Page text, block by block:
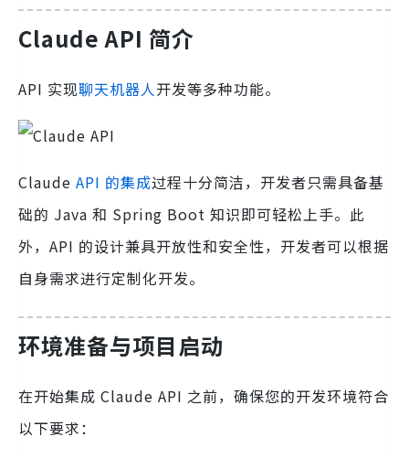
Claude API 简介
API 实现聊天机器人开发等多种功能。
Claude API 的集成过程十分简洁，开发者只需具备基
础的 Java 和 Spring Boot 知识即可轻松上手。此
外，API 的设计兼具开放性和安全性，开发者可以根据
自身需求进行定制化开发。
环境准备与项目启动
在开始集成 Claude API 之前，确保您的开发环境符合
以下要求：